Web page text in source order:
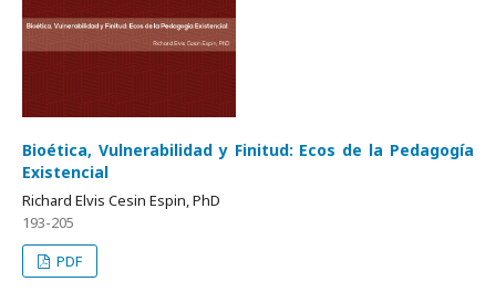
Bioética, Vulnerabilidad y Finitud: Ecos de la Pedagogía
Existencial
Richard Elvis Cesin Espin, PhD
193-205
PDF